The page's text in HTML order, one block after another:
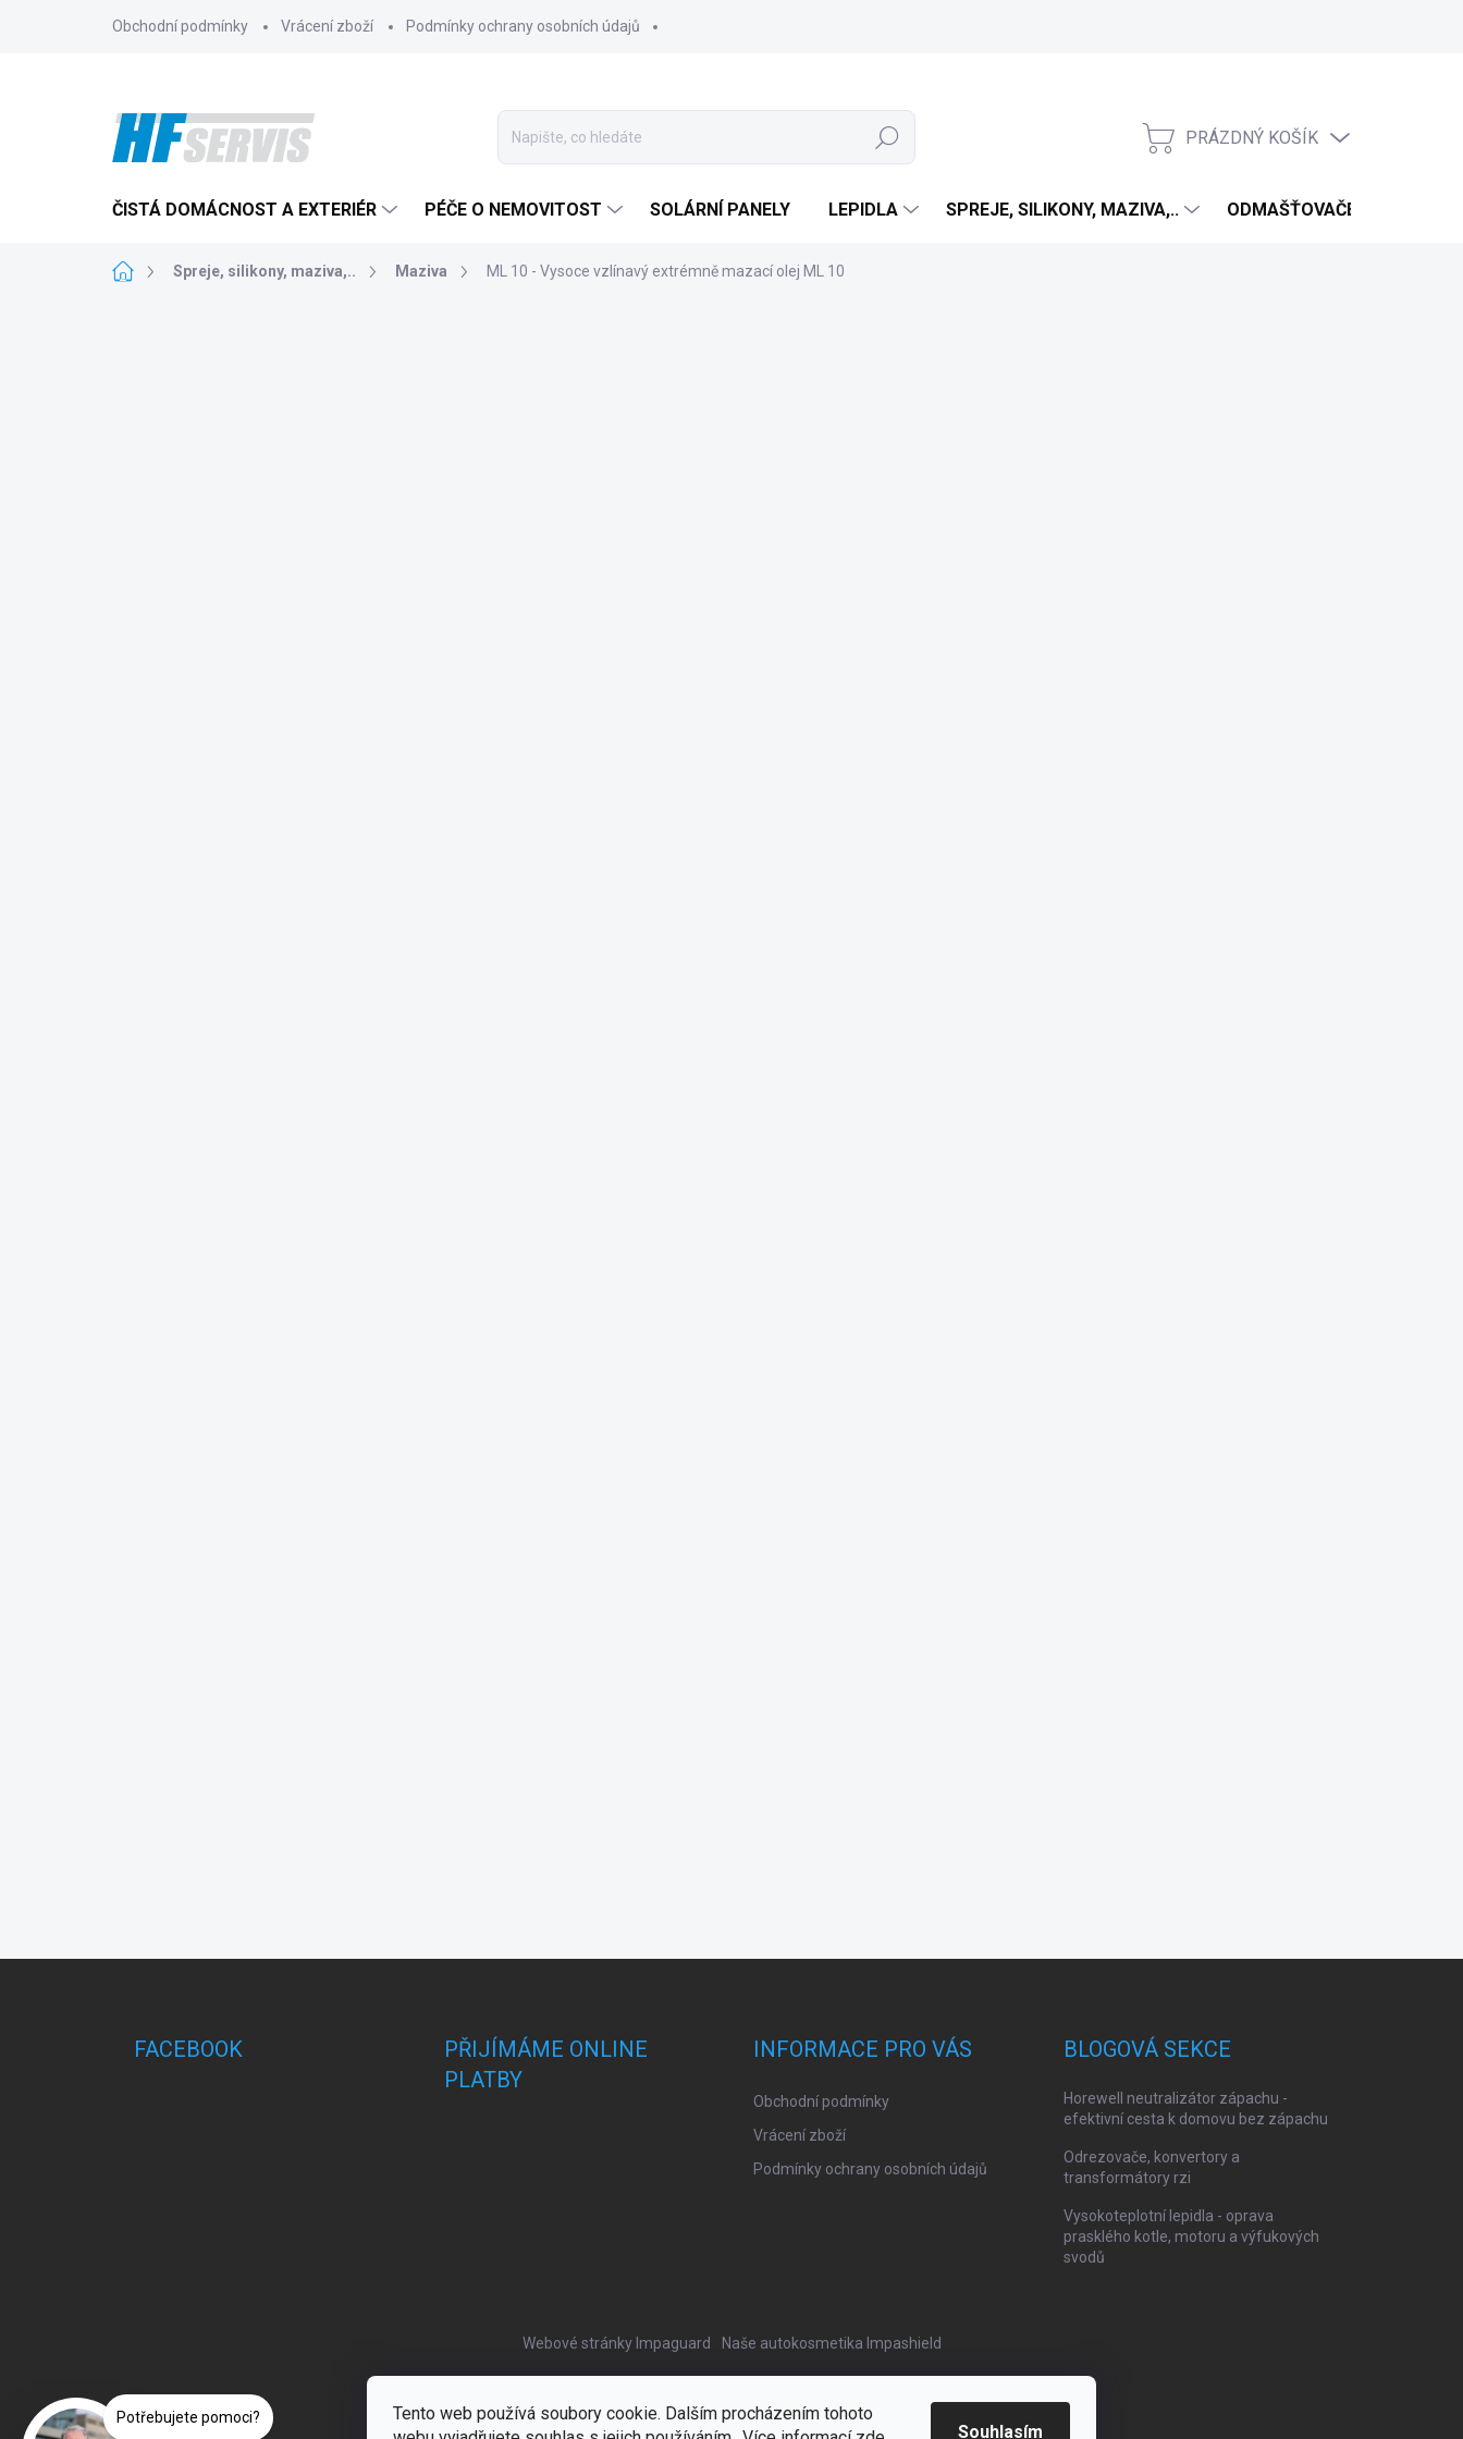
Tento web používá soubory cookie. Dalším procházením tohoto
Souhlasím
Obchodní podmínky Vrácení zboží Podmínky ochrany osobních údajů
Hledat
NÁKUPNÍ
PRÁZDNÝ KOŠÍK
ČISTÁ DOMÁCNOST A EXTERIÉR PÉČE O NEMOVITOST SOLÁRNÍ PANELY LEPIDLA SPREJE, SILIKONY, MAZIVA,.. ODMAŠŤOVAČE
DomůSpreje, silikony, maziva,.. Maziva ML 10 - Vysoce vzlínavý extrémně mazací olej ML 10
FACEBOOK
PŘIJÍMÁME ONLINE
PLATBY
INFORMACE PRO VÁS
Obchodní podmínky
Vrácení zboží
Podmínky ochrany osobních údajů
BLOGOVÁ SEKCE
Horewell neutralizátor zápachu -
efektivní cesta k domovu bez zápachu
Odrezovače, konvertory a
transformátory rzi
Vysokoteplotní lepidla - oprava
prasklého kotle, motoru a výfukových
svodů
Webové stránky Impaguard Naše autokosmetika Impashield